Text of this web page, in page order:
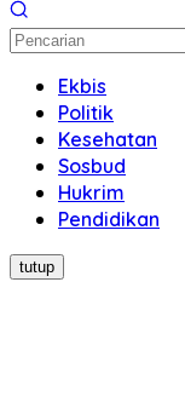
Ekbis
Politik
Kesehatan
Sosbud
Hukrim
Pendidikan
tutup